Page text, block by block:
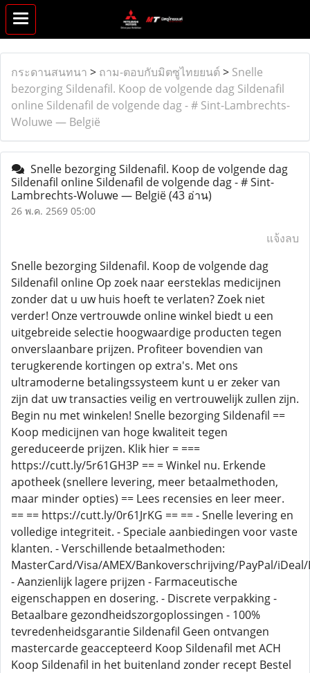
กระดานสนทนา > ถาม-ตอบกับมิตซูไทยยนต์ > Snelle
bezorging Sildenafil. Koop de volgende dag Sildenafil
online Sildenafil de volgende dag - # Sint-Lambrechts-
Woluwe — België
Snelle bezorging Sildenafil. Koop de volgende dag
Sildenafil online Sildenafil de volgende dag - # Sint-
Lambrechts-Woluwe — België(43 อ่าน)
26 พ.ค. 2569 05:00
แจ้งลบ
Snelle bezorging Sildenafil. Koop de volgende dag
Sildenafil online Op zoek naar eersteklas medicijnen
zonder dat u uw huis hoeft te verlaten? Zoek niet
verder! Onze vertrouwde online winkel biedt u een
uitgebreide selectie hoogwaardige producten tegen
onverslaanbare prijzen. Profiteer bovendien van
terugkerende kortingen op extra's. Met ons
ultramoderne betalingssysteem kunt u er zeker van
zijn dat uw transacties veilig en vertrouwelijk zullen zijn.
Begin nu met winkelen! Snelle bezorging Sildenafil ==
Koop medicijnen van hoge kwaliteit tegen
gereduceerde prijzen. Klik hier = ===
https://cutt.ly/5r61GH3P == = Winkel nu. Erkende
apotheek (snellere levering, meer betaalmethoden,
maar minder opties) == Lees recensies en leer meer.
== == https://cutt.ly/0r61JrKG == == - Snelle levering en
volledige integriteit. - Speciale aanbiedingen voor vaste
klanten. - Verschillende betaalmethoden:
MasterCard/Visa/AMEX/Bankoverschrijving/PayPal/
- Aanzienlijk lagere prijzen - Farmaceutische
eigenschappen en dosering. - Discrete verpakking -
Betaalbare gezondheidszorgoplossingen - 100%
tevredenheidsgarantie Sildenafil Geen ontvangen
mastercarde geaccepteerd Koop Sildenafil met ACH
Koop Sildenafil in het buitenland zonder recept Bestel